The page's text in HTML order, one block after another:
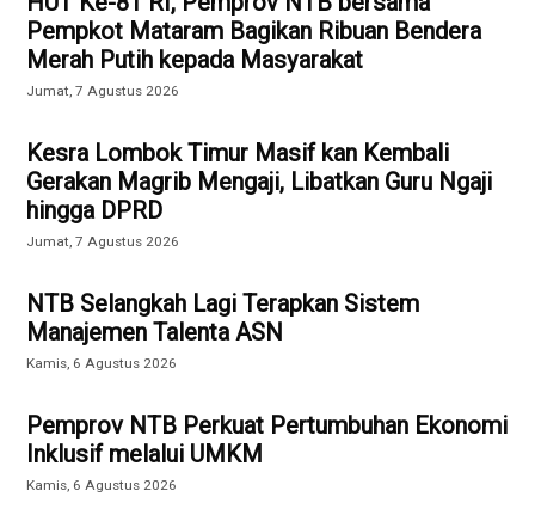
Pempkot Mataram Bagikan Ribuan Bendera
Merah Putih kepada Masyarakat
Jumat, 7 Agustus 2026
Kesra Lombok Timur Masif kan Kembali
Gerakan Magrib Mengaji, Libatkan Guru Ngaji
hingga DPRD
Jumat, 7 Agustus 2026
NTB Selangkah Lagi Terapkan Sistem
Manajemen Talenta ASN
Kamis, 6 Agustus 2026
Pemprov NTB Perkuat Pertumbuhan Ekonomi
Inklusif melalui UMKM
Kamis, 6 Agustus 2026